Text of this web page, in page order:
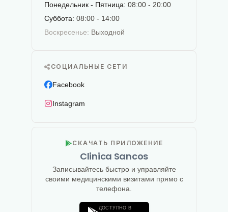
Понедельник - Пятница: 08:00 - 20:00
Суббота: 08:00 - 14:00
Воскресенье: Выходной
СОЦИАЛЬНЫЕ СЕТИ
Facebook
Instagram
СКАЧАТЬ ПРИЛОЖЕНИЕ
Clinica Sancos
Записывайтесь быстро и управляйте
своими медицинскими визитами прямо с
телефона.
ДОСТУПНО В